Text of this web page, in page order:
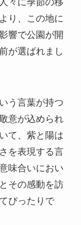
々に季節の移
り、この地に
響で公園が開
が選ばれまし
う言葉が持つ
意が込められ
て、紫と陽は
を表現する言
味合いにおい
その感動を訪
ぴったりで